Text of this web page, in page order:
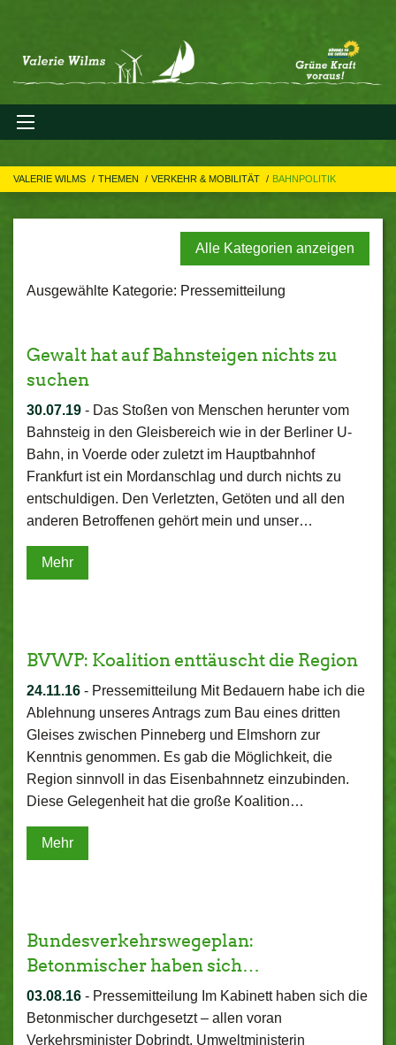
VALERIE WILMS THEMEN VERKEHR & MOBILITÄT BAHNPOLITIK
Alle Kategorien anzeigen
Ausgewählte Kategorie: Pressemitteilung
Gewalt hat auf Bahnsteigen nichts zu
suchen
30.07.19 - Das Stoßen von Menschen herunter vom
Bahnsteig in den Gleisbereich wie in der Berliner U-
Bahn, in Voerde oder zuletzt im Hauptbahnhof
Frankfurt ist ein Mordanschlag und durch nichts zu
entschuldigen. Den Verletzten, Getöten und all den
anderen Betroffenen gehört mein und unser…
Mehr
BVWP: Koalition enttäuscht die Region
24.11.16 - Pressemitteilung Mit Bedauern habe ich die
Ablehnung unseres Antrags zum Bau eines dritten
Gleises zwischen Pinneberg und Elmshorn zur
Kenntnis genommen. Es gab die Möglichkeit, die
Region sinnvoll in das Eisenbahnnetz einzubinden.
Diese Gelegenheit hat die große Koalition…
Mehr
Bundesverkehrswegeplan:
Betonmischer haben sich…
03.08.16 - Pressemitteilung Im Kabinett haben sich die
Betonmischer durchgesetzt – allen voran
Verkehrsminister Dobrindt. Umweltministerin